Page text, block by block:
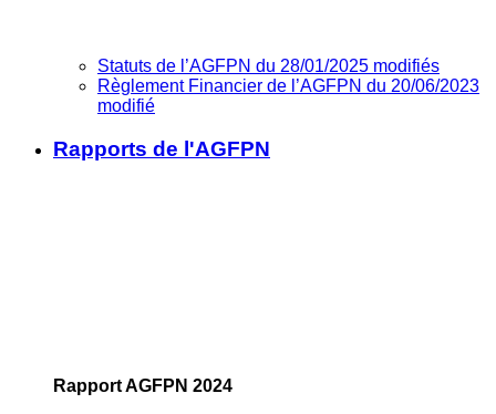
Statuts de l’AGFPN du 28/01/2025 modifiés
Règlement Financier de l’AGFPN du 20/06/2023
modifié
Rapports de l'AGFPN
Rapport AGFPN 2024